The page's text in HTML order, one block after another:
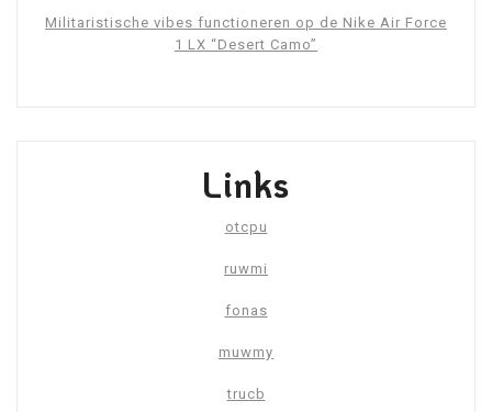
Militaristische vibes functioneren op de Nike Air Force
1 LX “Desert Camo”
Links
otcpu
ruwmi
fonas
muwmy
trucb